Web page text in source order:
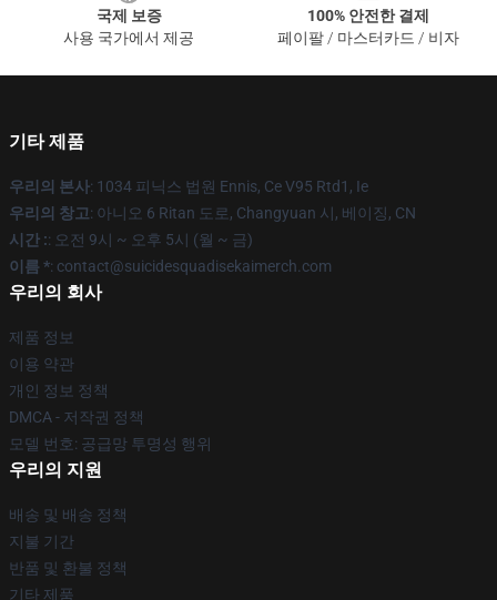
국제 보증
사용 국가에서 제공
100% 안전한 결제
페이팔 / 마스터카드 / 비자
기타 제품
우리의 본사: 1034 피닉스 법원 Ennis, Ce V95 Rtd1, Ie
우리의 창고: 아니오 6 Ritan 도로, Changyuan 시, 베이징, CN
시간 :: 오전 9시 ~ 오후 5시 (월 ~ 금)
이름 *: contact@suicidesquadisekaimerch.com
우리의 회사
제품 정보
이용 약관
개인 정보 정책
DMCA - 저작권 정책
모델 번호: 공급망 투명성 행위
우리의 지원
배송 및 배송 정책
지불 기간
반품 및 환불 정책
기타 제품